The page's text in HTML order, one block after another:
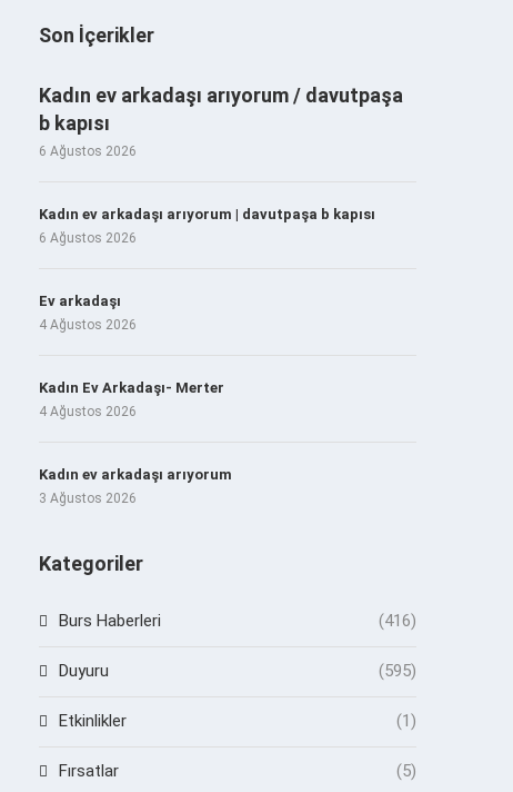
Son İçerikler
Kadın ev arkadaşı arıyorum / davutpaşa
b kapısı
6 Ağustos 2026
Kadın ev arkadaşı arıyorum | davutpaşa b kapısı
6 Ağustos 2026
Ev arkadaşı
4 Ağustos 2026
Kadın Ev Arkadaşı- Merter
4 Ağustos 2026
Kadın ev arkadaşı arıyorum
3 Ağustos 2026
Kategoriler
Burs Haberleri (416)
Duyuru (595)
Etkinlikler (1)
Fırsatlar (5)